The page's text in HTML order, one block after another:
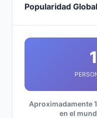
Popularidad Global
Aproximadamente
en el